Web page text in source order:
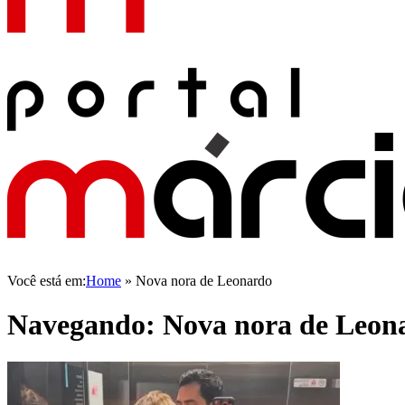
Você está em:Home » Nova nora de Leonardo
Navegando: Nova nora de